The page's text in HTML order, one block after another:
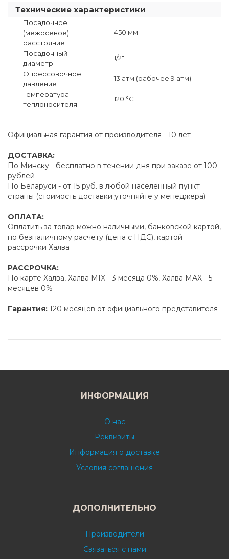
Технические характеристики
Посадочное
(межосевое)
расстояние
450 мм
Посадочный
диаметр
1/2"
Опрессовочное
давление
13 атм (рабочее 9 атм)
Температура
теплоносителя
120 °C
Официальная гарантия от производителя - 10 лет
ДОСТАВКА:
По Минску - бесплатно в течении дня при заказе от 100
рублей
По Беларуси - от 15 руб. в любой населенный пункт
страны (стоимость доставки уточняйте у менеджера)
ОПЛАТА:
Оплатить за товар можно наличными, банковской картой,
по безналичному расчету (цена с НДС), картой
рассрочки Халва
РАССРОЧКА:
По карте Халва, Халва MIX - 3 месяца 0%, Халва MAX - 5
месяцев 0%
Гарантия: 120 месяцев от официального представителя
ИНФОРМАЦИЯ
О нас
Реквизиты
Информация о доставке
Условия соглашения
ДОПОЛНИТЕЛЬНО
Производители
Связаться с нами